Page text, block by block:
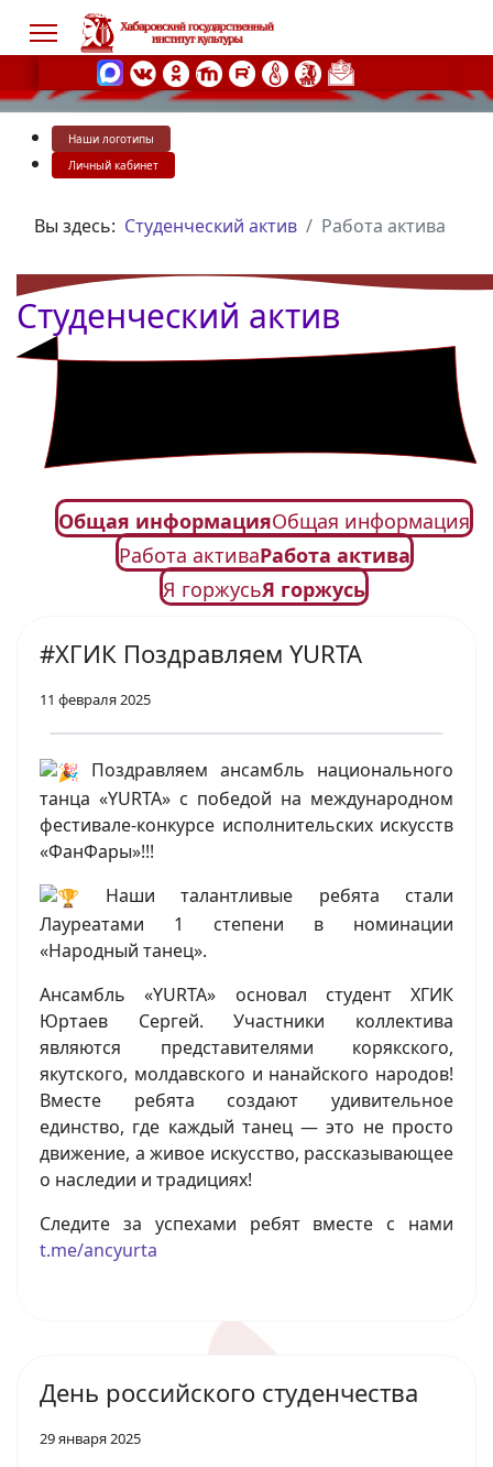
Наши логотипы
Личный кабинет
Вы здесь: Студенческий актив Работа актива
Студенческий актив
Общая информацияОбщая информация
Работа активаРабота актива
Я горжусьЯ горжусь
#ХГИК Поздравляем YURTA
11 февраля 2025
Поздравляем ансамбль национального
танца «YURTA» с победой на международном
фестивале-конкурсе исполнительских искусств
«ФанФары»!!!
Наши талантливые ребята стали
Лауреатами 1 степени в номинации
«Народный танец».
Ансамбль «YURTA» основал студент ХГИК
Юртаев Сергей. Участники коллектива
являются представителями корякского,
якутского, молдавского и нанайского народов!
Вместе ребята создают удивительное
единство, где каждый танец — это не просто
движение, а живое искусство, рассказывающее
о наследии и традициях!
Следите за успехами ребят вместе с нами
t.me/ancyurta
День российского студенчества
29 января 2025